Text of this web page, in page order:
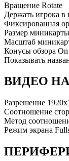
Вращение Rotate
Держать игрока в
Фиксированная
Размер миникарты
Масштаб
Конусы обзора On
Показывать
ВИДЕО
Разрешение
Соотношение
Метод
Режим экрана